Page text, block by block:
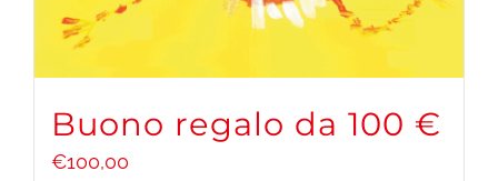
Buono regalo da 100 €
€100,00